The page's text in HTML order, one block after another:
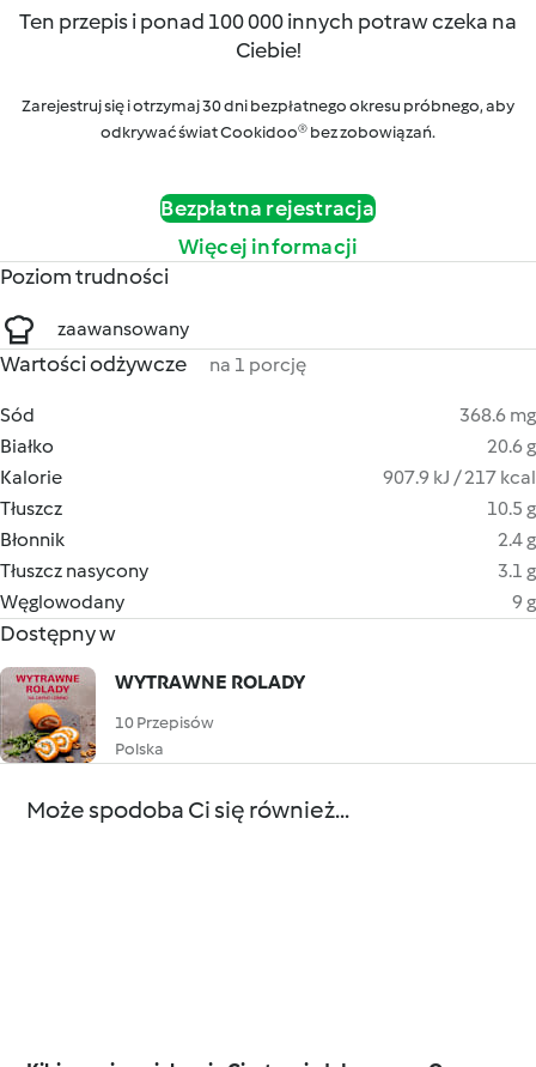
Ten przepis i ponad 100 000 innych potraw czeka na
Ciebie!
Zarejestruj się i otrzymaj 30 dni bezpłatnego okresu próbnego, aby
odkrywać świat Cookidoo® bez zobowiązań.
Bezpłatna rejestracja
Więcej informacji
Poziom trudności
zaawansowany
Wartości odżywcze na 1 porcję
Sód
368.6 mg
Białko
20.6 g
Kalorie
907.9 kJ / 217 kcal
Tłuszcz
10.5 g
Błonnik
2.4 g
Tłuszcz nasycony
3.1 g
Węglowodany
9 g
Dostępny w
WYTRAWNE ROLADY
10 Przepisów
Polska
Może spodoba Ci się również...